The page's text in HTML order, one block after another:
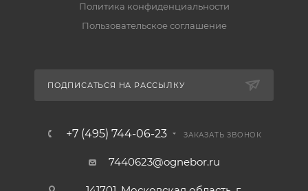
Политика конфиденциальности
Пользовательское соглашение
ПОДПИСАТЬСЯ НА РАССЫЛКУ
+7 (495) 744-06-23 ЗАКАЗАТЬ ЗВОНОК
7440623@ognebor.ru